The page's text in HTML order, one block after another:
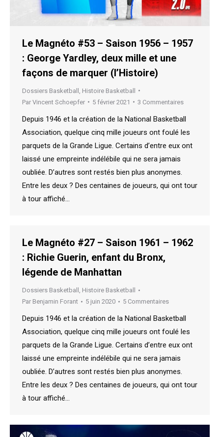
Le Magnéto #53 – Saison 1956 – 1957
: George Yardley, deux mille et une
façons de marquer (l’Histoire)
Dossiers Basketball
Histoire Basketball
Par Vincent Schoepfer 5 février 2021 3 Commentaires
Depuis 1946 et la création de la National Basketball
Association, quelque cinq mille joueurs ont foulé les
parquets de la Grande Ligue. Certains d’entre eux ont
laissé une empreinte indélébile qui ne sera jamais
oubliée. D’autres sont restés bien plus anonymes.
Entre les deux ? Des centaines de joueurs, qui ont tour
à tour affiché…
Le Magnéto #27 – Saison 1961 – 1962
: Richie Guerin, enfant du Bronx,
légende de Manhattan
Dossiers Basketball , Histoire Basketball
Par Benjamin Forant 5 juin 2020 5 Commentaires
Depuis 1946 et la création de la National Basketball
Association, quelque cinq mille joueurs ont foulé les
parquets de la Grande Ligue. Certains d’entre eux ont
laissé une empreinte indélébile qui ne sera jamais
oubliée. D’autres sont restés bien plus anonymes.
Entre les deux ? Des centaines de joueurs, qui ont tour
à tour affiché…